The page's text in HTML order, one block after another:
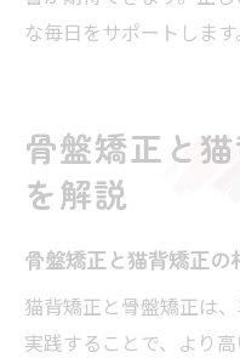
な毎日をサポートします
骨盤矯正と
を解説
骨盤矯正と猫背矯正
猫背矯正と骨盤矯正は
実践することで、より